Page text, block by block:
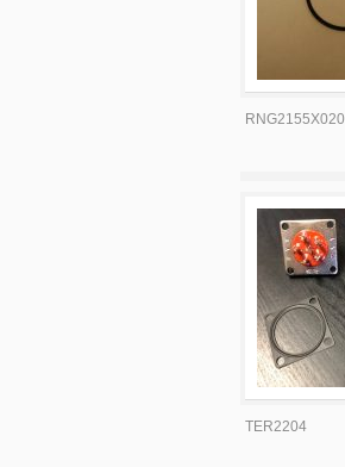
RNG2155X020
TER2204